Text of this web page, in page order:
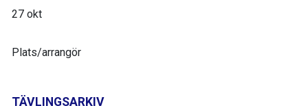
TÄVLINGSARKIV
27 okt
Plats/arrangör